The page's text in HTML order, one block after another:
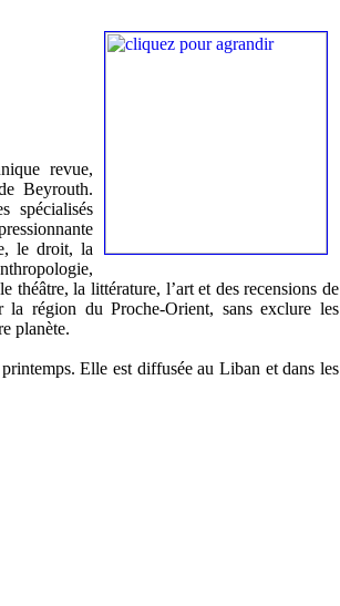
revue,
Beyrouth.
spécialisés
le droit, la
théâtre, la littérature, l’art et des recensions de
région du Proche-Orient, sans exclure les
planète.
Elle est diffusée au Liban et dans les